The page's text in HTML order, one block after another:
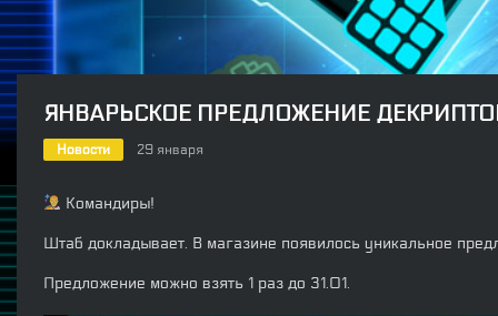
ЯНВАРЬСКОЕ ПРЕДЛОЖЕНИЕ
Новости 29 января
Командиры!
Штаб докладывает. В магазине появилось уникальное
Предложение можно взять 1 раз до 31.01.